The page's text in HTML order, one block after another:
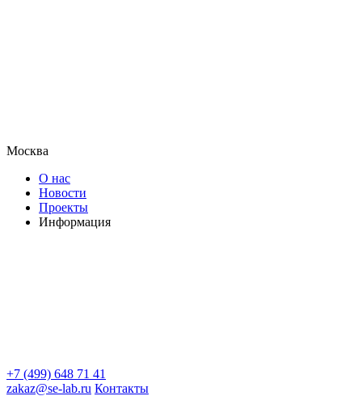
Москва
О нас
Новости
Проекты
Информация
+7 (499) 648 71 41
zakaz@se-lab.ru Контакты